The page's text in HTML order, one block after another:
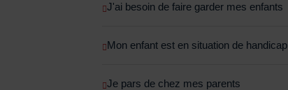
J'ai besoin de faire garder mes enfants
Mon enfant est en situation de handicap
Je pars de chez mes parents